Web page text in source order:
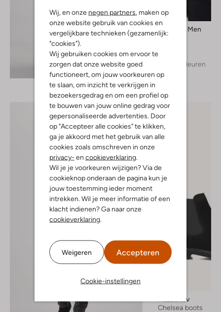
Wij, en onze negen partners, maken op
onze website gebruik van cookies en
vergelijkbare technieken (gezamenlijk:
"cookies").
Wij gebruiken cookies om ervoor te
zorgen dat onze website goed
functioneert, om jouw voorkeuren op
te slaan, om inzicht te verkrijgen in
bezoekersgedrag en om een profiel op
te bouwen van jouw online gedrag voor
gepersonaliseerde advertenties. Door
op "Accepteer alle cookies" te klikken,
ga je akkoord met het gebruik van alle
cookies zoals omschreven in onze
privacy- en cookieverklaring.
Wil je je voorkeuren wijzigen? Via de
cookieknop onderaan de pagina kun je
jouw toestemming ieder moment
intrekken. Wil je meer informatie of een
klacht indienen? Ga naar onze
cookieverklaring.
Weigeren Accepteren
Cookie-instellingen
Ontdek de look
Selected Men
T-shirt
+ meer kleuren
Mazzeltov
Chelsea boots